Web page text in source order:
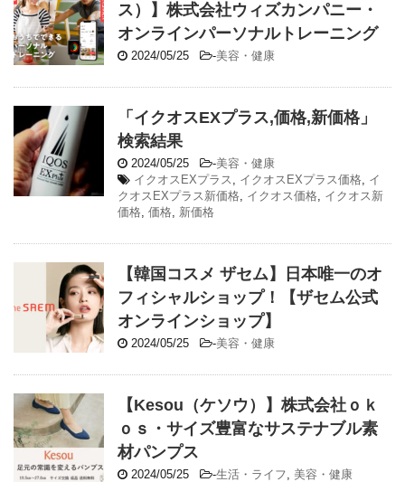
ス）】株式会社ウィズカンパニー・
オンラインパーソナルトレーニング
2024/05/25 -美容・健康
「イクオスEXプラス,価格,新価格」
検索結果
2024/05/25 -美容・健康
イクオスEXプラス , イクオスEXプラス価格, イ
クオスEXプラス新価格, イクオス価格, イクオス新
価格, 価格, 新価格
【韓国コスメ ザセム】日本唯一のオ
フィシャルショップ！【ザセム公式
オンラインショップ】
2024/05/25 -美容・健康
【Kesou（ケソウ）】株式会社ｏｋ
ｏｓ・サイズ豊富なサステナブル素
材パンプス
2024/05/25 -生活・ライフ, 美容・健康